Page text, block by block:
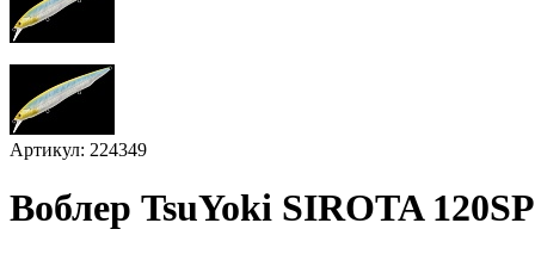
Артикул: 224349
Воблер TsuYoki SIROTA